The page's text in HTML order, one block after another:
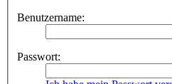
Benutzername:
Passwort: